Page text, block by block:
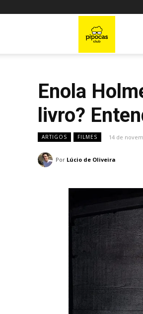
Enola
livro?
ARTIGOS FILMES 14 de
Por Lúcio de Oliveira